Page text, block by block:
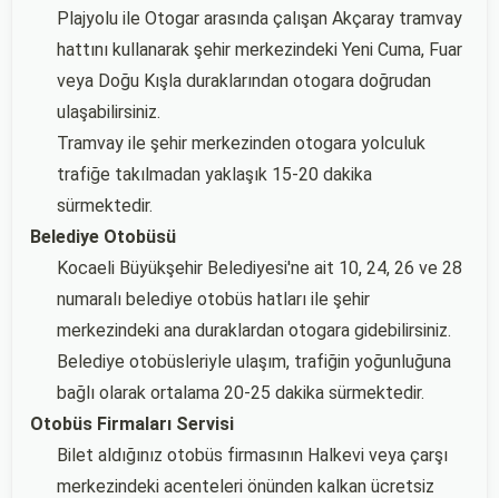
Plajyolu ile Otogar arasında çalışan Akçaray tramvay
hattını kullanarak şehir merkezindeki Yeni Cuma, Fuar
veya Doğu Kışla duraklarından otogara doğrudan
ulaşabilirsiniz.
Tramvay ile şehir merkezinden otogara yolculuk
trafiğe takılmadan yaklaşık 15-20 dakika
sürmektedir.
Belediye Otobüsü
Kocaeli Büyükşehir Belediyesi'ne ait 10, 24, 26 ve 28
numaralı belediye otobüs hatları ile şehir
merkezindeki ana duraklardan otogara gidebilirsiniz.
Belediye otobüsleriyle ulaşım, trafiğin yoğunluğuna
bağlı olarak ortalama 20-25 dakika sürmektedir.
Otobüs Firmaları Servisi
Bilet aldığınız otobüs firmasının Halkevi veya çarşı
merkezindeki acenteleri önünden kalkan ücretsiz